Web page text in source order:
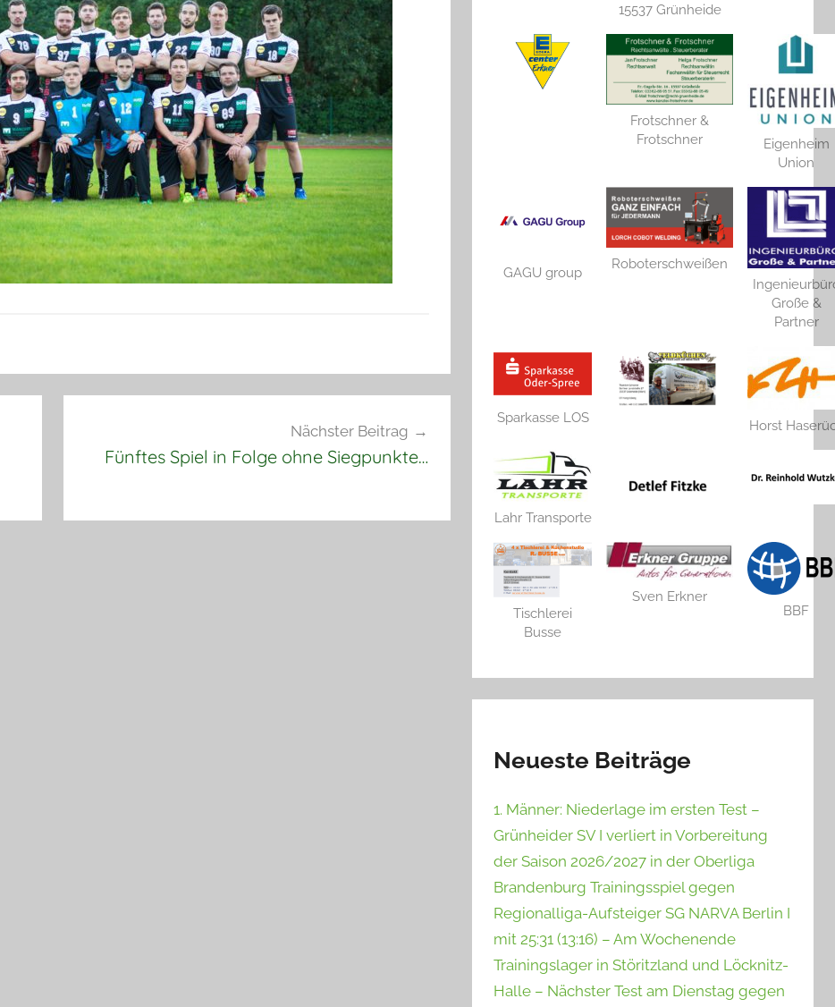
Nächster Beitrag
Fünftes Spiel in Folge ohne Siegpunkte…
15537 Grünheide
Frotschner &
Frotschner
Eigenheim
Union
GAGU group
Roboterschweißen
Große &
Partner
Sparkasse LOS
Horst
Lahr Transporte
Tischlerei
Busse
Sven Erkner
BBF
Neueste Beiträge
1. Männer: Niederlage im ersten Test –
Grünheider SV I verliert in Vorbereitung
der Saison 2026/2027 in der Oberliga
Brandenburg Trainingsspiel gegen
Regionalliga-Aufsteiger SG NARVA Berlin I
mit 25:31 (13:16) – Am Wochenende
Trainingslager in Störitzland und Löcknitz-
Halle – Nächster Test am Dienstag gegen